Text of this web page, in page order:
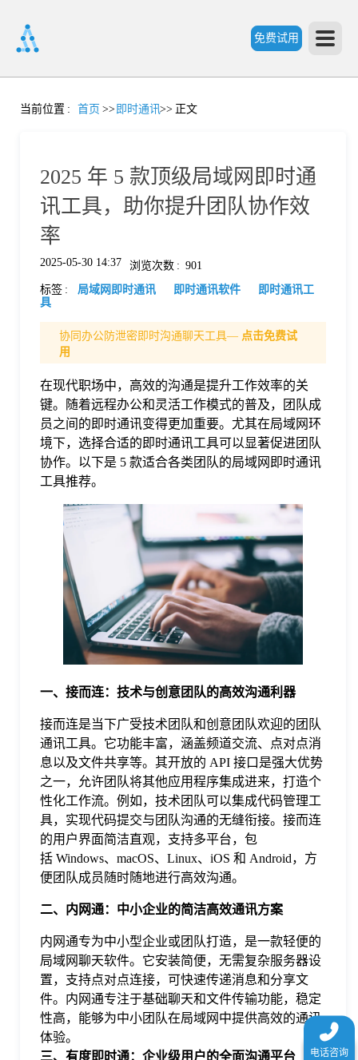
免费试用
首
价
格
常
当前位置 : 首页 >> 即时通讯>> 正文
2025 年 5 款顶级局域网即时通
讯工具，助你提升团队协作效
率
2025-05-30 14:37 浏览次数 : 901
标签 : 局域网即时通讯 即时通讯软件
即时通讯工
具
协同办公防泄密即时沟通聊天工具— 点击免费试
用
在现代职场中，高效的沟通是提升工作效率的关
键。随着远程办公和灵活工作模式的普及，团队成
员之间的即时通讯变得更加重要。尤其在局域网环
境下，选择合适的即时通讯工具可以显著促进团队
协作。以下是 5 款适合各类团队的局域网即时通讯
工具推荐。
一、接而连：技术与创意团队的高效沟通利器
接而连是当下广受技术团队和创意团队欢迎的团队
通讯工具。它功能丰富，涵盖频道交流、点对点消
息以及文件共享等。其开放的 API 接口是强大优势
之一，允许团队将其他应用程序集成进来，打造个
性化工作流。例如，技术团队可以集成代码管理工
具，实现代码提交与团队沟通的无缝衔接。接而连
的用户界面简洁直观，支持多平台，包
括 Windows、macOS、Linux、iOS 和 Android，方
便团队成员随时随地进行高效沟通。
二、内网通：中小企业的简洁高效通讯方案
内网通专为中小型企业或团队打造，是一款轻便的
局域网聊天软件。它安装简便，无需复杂服务器设
置，支持点对点连接，可快速传递消息和分享文
件。内网通专注于基础聊天和文件传输功能，稳定
性高，能够为中小团队在局域网中提供高效的通讯
体验。
三、有度即时通：企业级用户的全面沟通平台